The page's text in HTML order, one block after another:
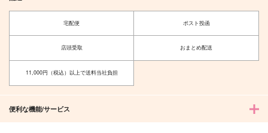
宅配便 ポスト投函
店頭受取 おまとめ配送
11,000円（税込）以上で送料当社負担
便利な機能/サービス